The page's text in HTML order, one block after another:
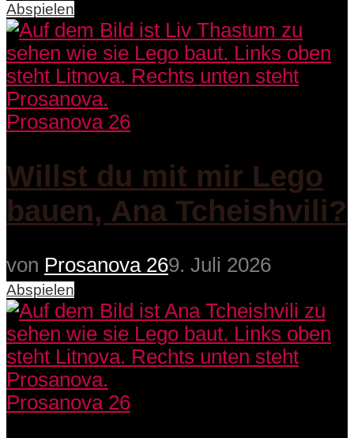
Abspielen
Prosanova 26
Willst du mit mir Lego
bauen, Ana Tcheishvili?
von Prosanova 269. Juli 2026
Abspielen
Prosanova 26